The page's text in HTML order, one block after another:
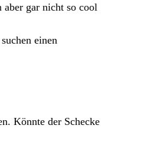
gar nicht so cool
einen
Könnte der Schecke